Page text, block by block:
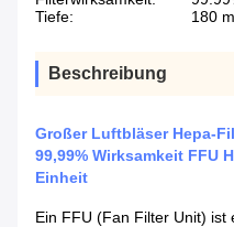
Tiefe:
180
Beschreibung
Großer Luftbläser Hepa-
99,99% Wirksamkeit FFU
Einheit
Ein FFU (Fan Filter Unit) ist